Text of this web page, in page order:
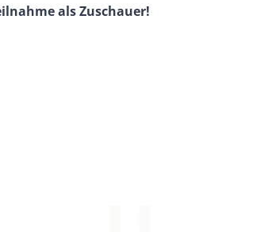
als Zuschauer!